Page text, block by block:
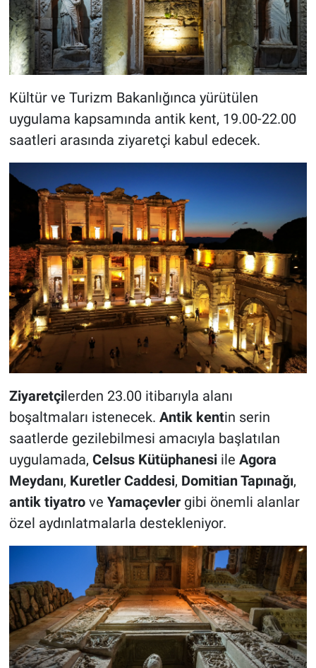
Kültür ve Turizm Bakanlığınca yürütülen
uygulama kapsamında antik kent, 19.00-22.00
saatleri arasında ziyaretçi kabul edecek.
Ziyaretçilerden 23.00 itibarıyla alanı
boşaltmaları istenecek. Antik kentin serin
saatlerde gezilebilmesi amacıyla başlatılan
uygulamada, Celsus Kütüphanesi ile Agora
Meydanı, Kuretler Caddesi, Domitian Tapınağı,
antik tiyatrove Yamaçevlergibi önemli alanlar
özel aydınlatmalarla destekleniyor.